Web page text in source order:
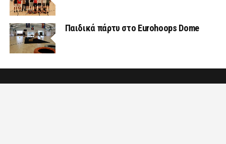
Παιδικά πάρτυ στο Eurohoops Dome